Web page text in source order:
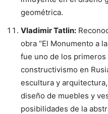
geométrica.
Vladimir Tatlin:
obra “El Monumento a
fue uno de los
constructivismo en
escultura y
diseño de muebles y
posibilidades de la